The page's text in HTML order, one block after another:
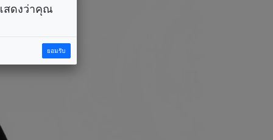
สดงว่าคุณ
ยอมรับ